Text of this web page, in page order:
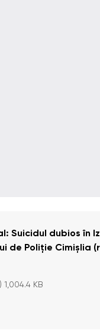
Suicidul dubios în
de Poliție Cimișlia
1,004.4 KB